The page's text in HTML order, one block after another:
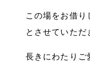
この場をお借
とさせていただ
長きにわたりご